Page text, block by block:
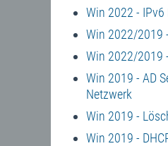
Win 2022 -
Win 2022/2019
Win 2022/2019
Win 2019 - AD
Netzwerk
Win 2019 -
Win 2019 -